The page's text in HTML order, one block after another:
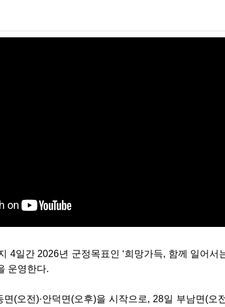
4일간 2026년 군정목표인 ‘희망가득, 함께 일어서
운영한다.
(오전)·안덕면(오후)을 시작으로, 28일 부남면(오